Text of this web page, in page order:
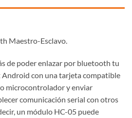
Maestro-Esclavo.
de poder enlazar por bluetooth tu
con una tarjeta compatible
microcontrolador y enviar
comunicación serial con otros
un módulo HC-05 puede